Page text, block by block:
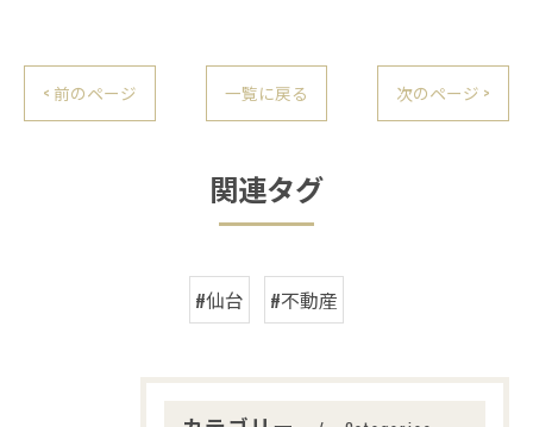
< 前のページ 一覧に戻る 次のページ >
関連タグ
#仙台 #不動産